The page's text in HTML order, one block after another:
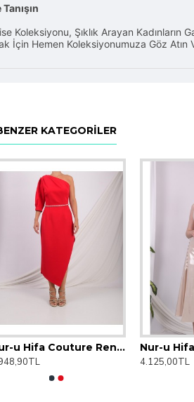
Koleksiyonu, Şıklık Arayan
İçin Hemen Koleksiyonumuza Göz
KATEGORILER
Nur-u Hifa Couture Rengin Elbise
4.125,00TL